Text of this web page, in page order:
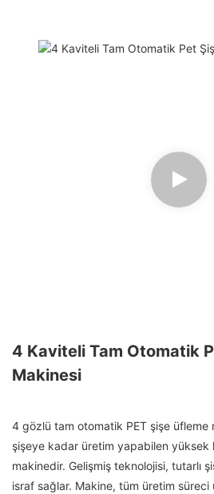
4 Kaviteli Tam Otomatik
Makinesi
4 gözlü tam otomatik PET şişe
şişeye kadar üretim yapabilen yüksek
makinedir. Gelişmiş teknolojisi, tutarlı
israf sağlar. Makine, tüm üretim